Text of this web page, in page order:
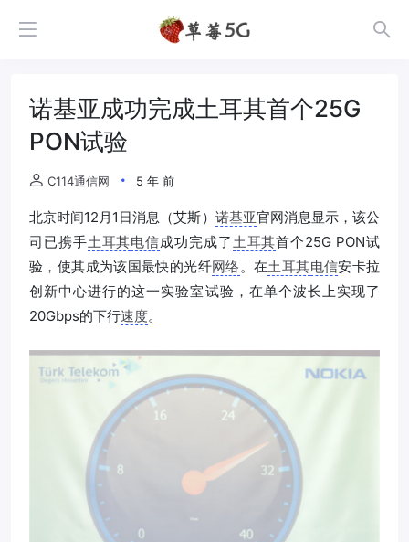
诺基亚成功完成土耳其首个25G
PON试验
C114通信网 5 年 前
北京时间12月1日消息（艾斯） 诺基亚官网消息显示，该公
司已携手土耳其电信成功完成了 土耳其首个25G PON试
验，使其成为该国最快的光纤网络 。在土耳其电信安卡拉
创新中心进行的这一实验室试验，在单个波长上实现了
20Gbps的下行速度。